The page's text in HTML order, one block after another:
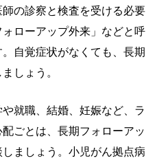
の診察と検査を受ける必要
ローアップ外来」などと呼
自覚症状がなくても、長期
しょう。
就職、結婚、妊娠など、ラ
ごとは、長期フォローアッ
ましょう。小児がん拠点病